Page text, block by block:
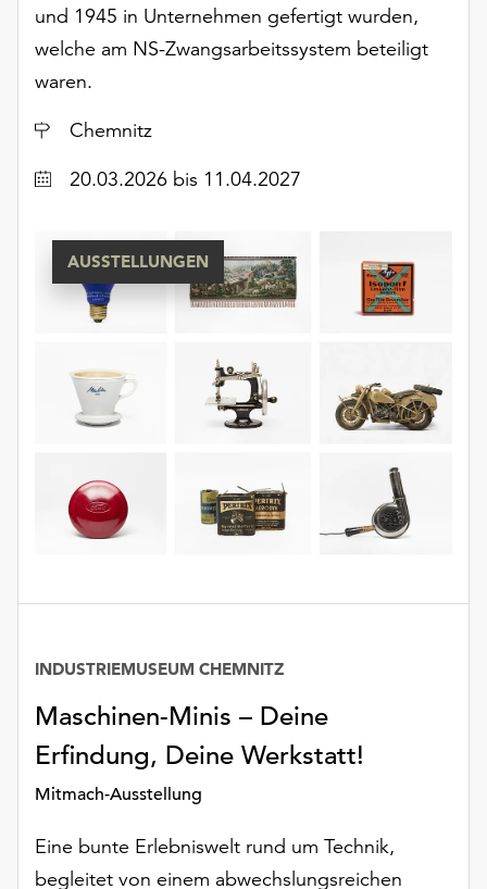
dem
Impressum
und 1945 in Unternehmen gefertigt wurden,
welche am NS-Zwangsarbeitssystem beteiligt
waren.
Ort
Chemnitz
Datum20.03.2026 bis 11.04.2027
AUSSTELLUNGEN
Maschinen-Minis – Deine
Erfindung, Deine Werkstatt!
Mitmach-Ausstellung
INDUSTRIEMUSEUM CHEMNITZ
Eine bunte Erlebniswelt rund um Technik,
begleitet von einem abwechslungsreichen